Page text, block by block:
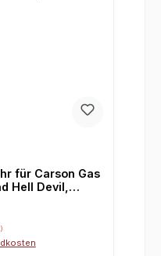
für Carson Gas
Hell Devil,